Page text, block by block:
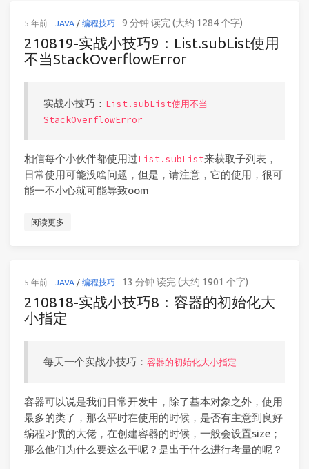
5 年前 JAVA/ 编程技巧 9 分钟 读完 (大约 1284 个字)
210819-实战小技巧9：List.subList使用
不当StackOverflowError
实战小技巧： List.subList使用不当
StackOverflowError
相信每个小伙伴都使用过List.subList来获取子列表，
日常使用可能没啥问题，但是，请注意，它的使用，很可
能一不小心就可能导致oom
阅读更多
5 年前 JAVA/ 编程技巧 13 分钟 读完 (大约 1901 个字)
210818-实战小技巧8：容器的初始化大
小指定
每天一个实战小技巧：容器的初始化大小指定
容器可以说是我们日常开发中，除了基本对象之外，使用
最多的类了，那么平时在使用的时候，是否有主意到良好
编程习惯的大佬，在创建容器的时候，一般会设置size；
那么他们为什么要这么干呢？是出于什么进行考量的呢？